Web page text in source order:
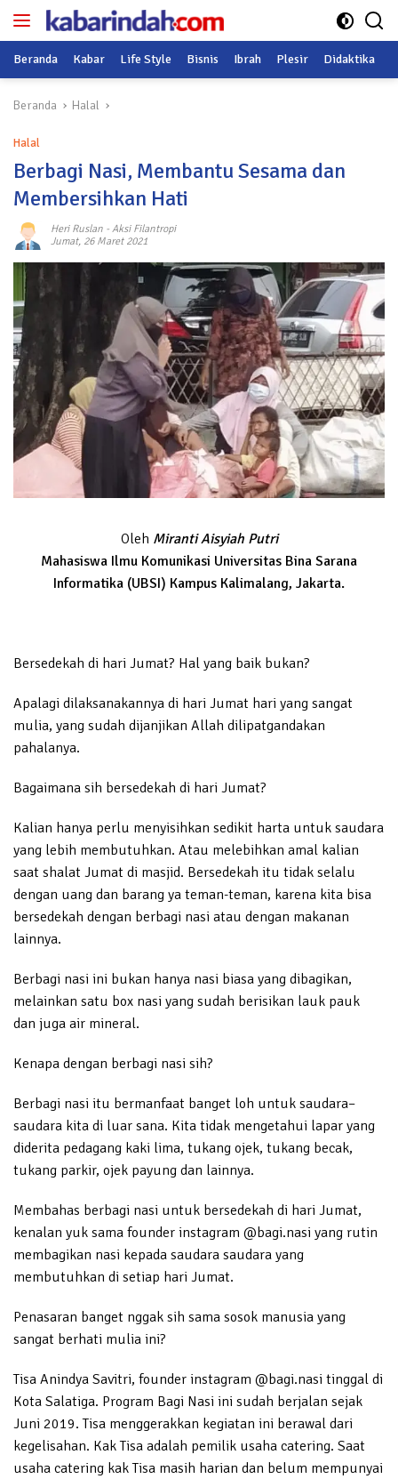
Langsung
Beranda Kabar Life Style Bisnis Ibrah Plesir Didaktika
Beranda Halal
Halal
Berbagi Nasi, Membantu Sesama dan
Membersihkan Hati
Heri Ruslan - Aksi Filantropi
Jumat, 26 Maret 2021
Oleh Miranti Aisyiah Putri
Mahasiswa Ilmu Komunikasi Universitas Bina Sarana
Informatika (UBSI) Kampus Kalimalang, Jakarta.
Bersedekah di hari Jumat? Hal yang baik bukan?
Apalagi dilaksanakannya di hari Jumat hari yang sangat
mulia, yang sudah dijanjikan Allah dilipatgandakan
pahalanya.
Bagaimana sih bersedekah di hari Jumat?
Kalian hanya perlu menyisihkan sedikit harta untuk saudara
yang lebih membutuhkan. Atau melebihkan amal kalian
saat shalat Jumat di masjid. Bersedekah itu tidak selalu
dengan uang dan barang ya teman-teman, karena kita bisa
bersedekah dengan berbagi nasi atau dengan makanan
lainnya.
Berbagi nasi ini bukan hanya nasi biasa yang dibagikan,
melainkan satu box nasi yang sudah berisikan lauk pauk
dan juga air mineral.
Kenapa dengan berbagi nasi sih?
Berbagi nasi itu bermanfaat banget loh untuk saudara–
saudara kita di luar sana. Kita tidak mengetahui lapar yang
diderita pedagang kaki lima, tukang ojek, tukang becak,
tukang parkir, ojek payung dan lainnya.
Membahas berbagi nasi untuk bersedekah di hari Jumat,
kenalan yuk sama founder instagram @bagi.nasi yang rutin
membagikan nasi kepada saudara saudara yang
membutuhkan di setiap hari Jumat.
Penasaran banget nggak sih sama sosok manusia yang
sangat berhati mulia ini?
Tisa Anindya Savitri, founder instagram @bagi.nasi tinggal di
Kota Salatiga. Program Bagi Nasi ini sudah berjalan sejak
Juni 2019. Tisa menggerakkan kegiatan ini berawal dari
kegelisahan. Kak Tisa adalah pemilik usaha catering. Saat
usaha catering kak Tisa masih harian dan belum mempunyai